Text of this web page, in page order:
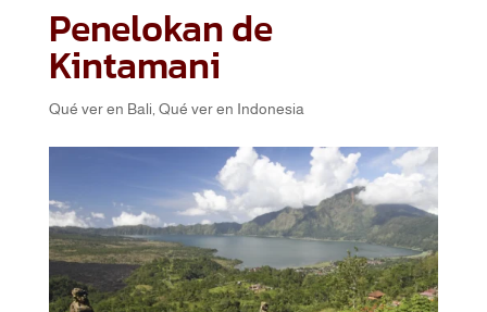
Penelokan de
Kintamani
Qué ver en Bali Qué ver en Indonesia